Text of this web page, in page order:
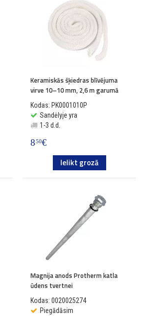
Keramiskās šķiedras blīvējuma
virve 10–10 mm, 2,6 m garumā
Kodas: PK0001010P
Sandėlyje yra
1-3 d.d.
850€
Ielikt grozā
Magnija anods Protherm katla
ūdens tvertnei
Kodas: 0020025274
Piegādāsim